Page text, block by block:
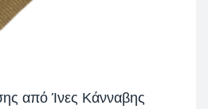
από Ίνες Κάνναβης